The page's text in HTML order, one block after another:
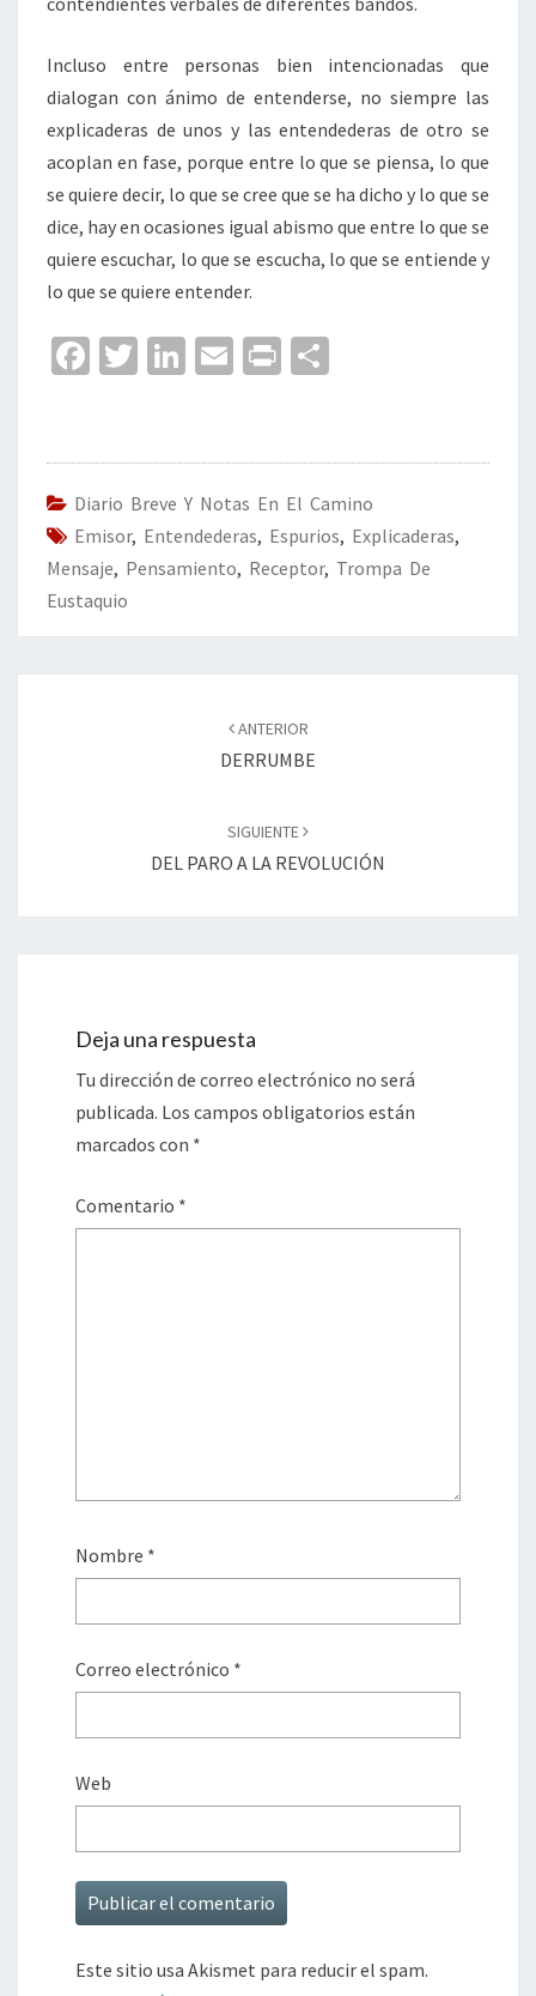
Incluso entre personas bien intencionadas que
dialogan con ánimo de entenderse, no siempre las
explicaderas de unos y las entendederas de otro se
acoplan en fase, porque entre lo que se piensa, lo que
se quiere decir, lo que se cree que se ha dicho y lo que se
dice, hay en ocasiones igual abismo que entre lo que se
quiere escuchar, lo que se escucha, lo que se entiende y
lo que se quiere entender.
Fa
o
o
k
T
er
Li
dI
n
E
l
Pr
p
ar
tir
Diario Breve Y Notas En El Camino
Emisor, Entendederas, Espurios, Explicaderas,
Mensaje, Pensamiento, Receptor, Trompa De
Eustaquio
ANTERIOR
DERRUMBE
SIGUIENTE
DEL PARO A LA REVOLUCIÓN
Deja una respuesta
Tu dirección de correo electrónico no será
publicada. Los campos obligatorios están
marcados con *
Comentario *
Nombre *
Correo electrónico *
Web
Este sitio usa Akismet para reducir el spam.